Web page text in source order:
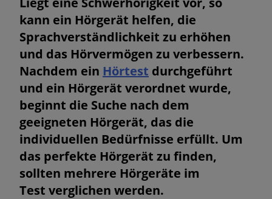
kann ein Hörgerät helfen, die
Sprachverständlichkeit zu erhöhen
und das Hörvermögen zu verbessern.
Nachdem ein Hörtest durchgeführt
und ein Hörgerät verordnet wurde,
beginnt die Suche nach dem
geeigneten Hörgerät, das die
individuellen Bedürfnisse erfüllt. Um
das perfekte Hörgerät zu finden,
sollten mehrere Hörgeräte im
Test verglichen werden.